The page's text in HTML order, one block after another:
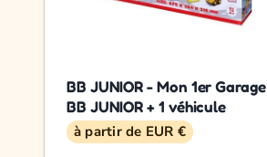
BB JUNIOR - Mon 1er Garage
BB JUNIOR + 1 véhicule
à partir de EUR €